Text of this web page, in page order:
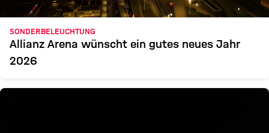
SONDERBELEUCHTUNG
Allianz Arena wünscht ein gutes neues Jahr
2026